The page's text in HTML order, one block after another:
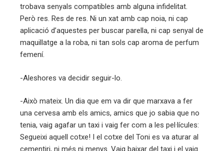
trobava senyals compatibles amb alguna infidelitat.
Però res. Res de res. Ni un xat amb cap noia, ni cap
aplicació d’aquestes per buscar parella, ni cap senyal de
maquillatge a la roba, ni tan sols cap aroma de perfum
femení.
-Aleshores va decidir seguir-lo.
-Això mateix. Un dia que em va dir que marxava a fer
una cervesa amb els amics, amics que jo sabia que no
tenia, vaig agafar un taxi i vaig fer com a les pel·lícules:
Segueixi aquell cotxe! I el cotxe del Toni es va aturar al
cementiri, ni més ni menys. Vaig baixar del taxi i el vaig